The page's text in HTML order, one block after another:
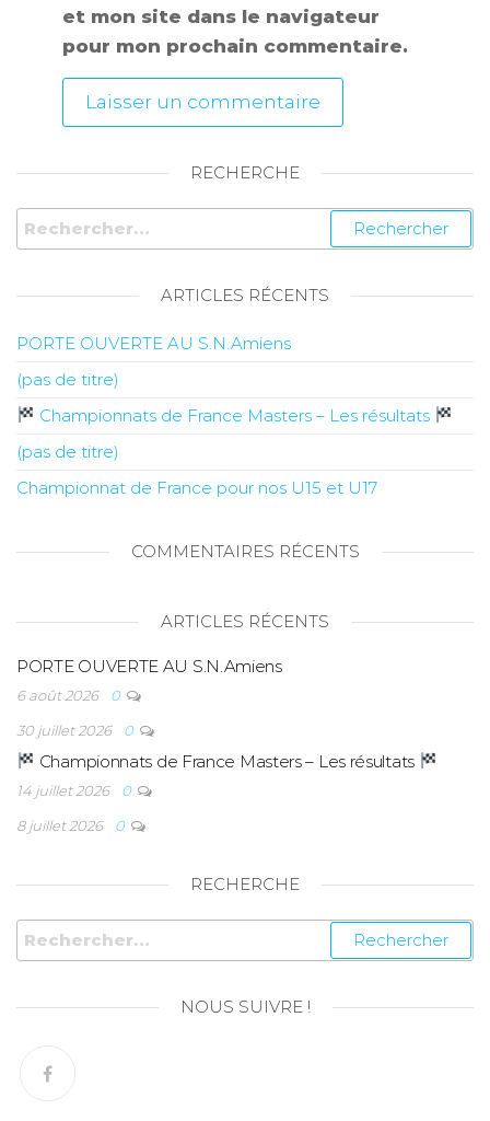
et mon site dans le navigateur
pour mon prochain commentaire.
RECHERCHE
ARTICLES RÉCENTS
PORTE OUVERTE AU S.N.Amiens
(pas de titre)
Championnats de France Masters – Les résultats
(pas de titre)
Championnat de France pour nos U15 et U17
COMMENTAIRES RÉCENTS
ARTICLES RÉCENTS
PORTE OUVERTE AU S.N.Amiens
6 août 2026
0
30 juillet 2026
0
Championnats de France Masters – Les résultats
14 juillet 2026
0
8 juillet 2026
0
RECHERCHE
NOUS SUIVRE !